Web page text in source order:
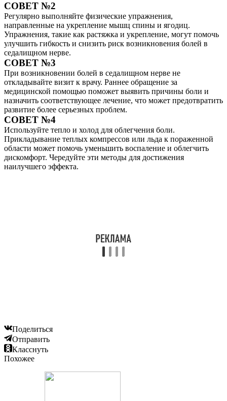
СОВЕТ №2
Регулярно выполняйте физические упражнения,
направленные на укрепление мышц спины и ягодиц.
Упражнения, такие как растяжка и укрепление, могут помочь
улучшить гибкость и снизить риск возникновения болей в
седалищном нерве.
СОВЕТ №3
При возникновении болей в седалищном нерве не
откладывайте визит к врачу. Раннее обращение за
медицинской помощью поможет выявить причины боли и
назначить соответствующее лечение, что может предотвратить
развитие более серьезных проблем.
СОВЕТ №4
Используйте тепло и холод для облегчения боли.
Прикладывание теплых компрессов или льда к пораженной
области может помочь уменьшить воспаление и облегчить
дискомфорт. Чередуйте эти методы для достижения
наилучшего эффекта.
Поделиться
Отправить
Класснуть
Похожее